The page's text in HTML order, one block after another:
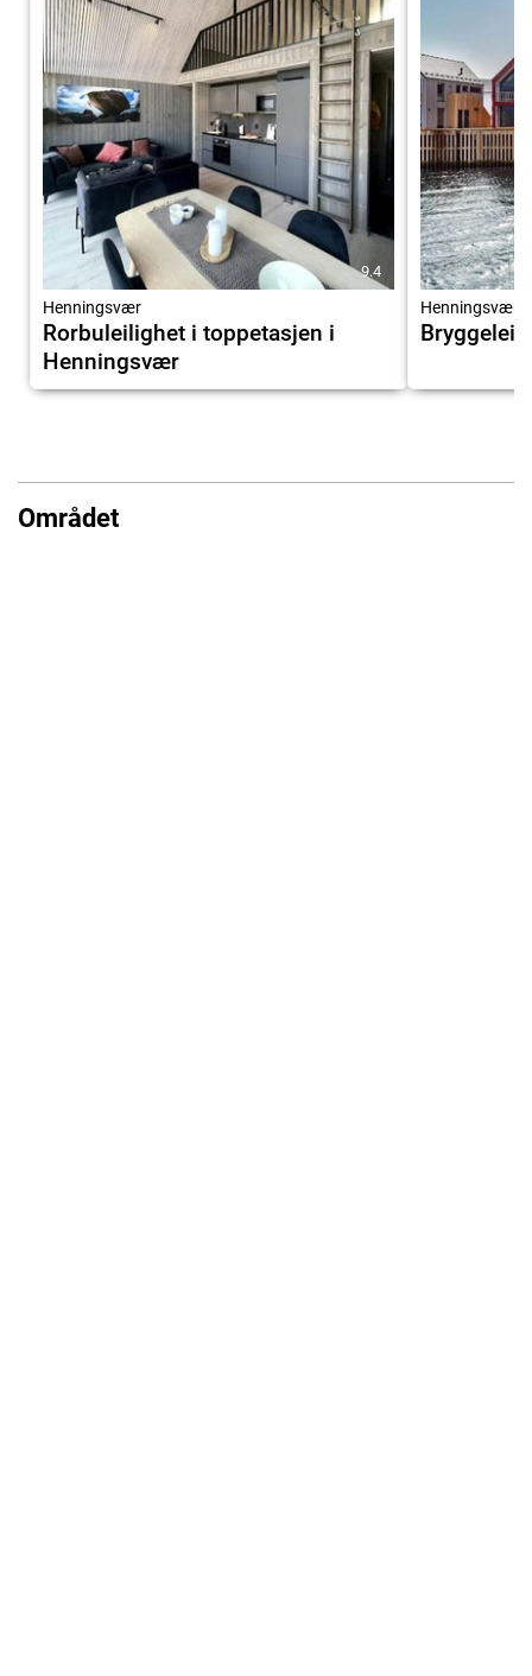
9.4
Henningsvær
Rorbuleilighet i toppetasjen i
Henningsvær
Henningsvær
Området